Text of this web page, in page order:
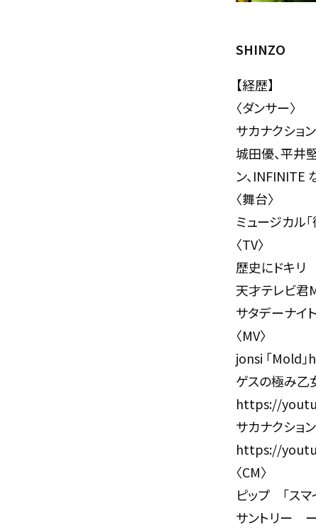
SHINZO
【経歴】
〈ダンサー〉
サカナクショ
城田優、平井
ン、INFINITE
〈舞台〉
ミュージカル
〈TV〉
歴史にドキリ
天才テレビ君
サタデーナイ
〈MV〉
jonsi 「Mold
ゲスの極み乙
https://
サカナクショ
https://
〈CM〉
ピップ 「ス
サントリー ー